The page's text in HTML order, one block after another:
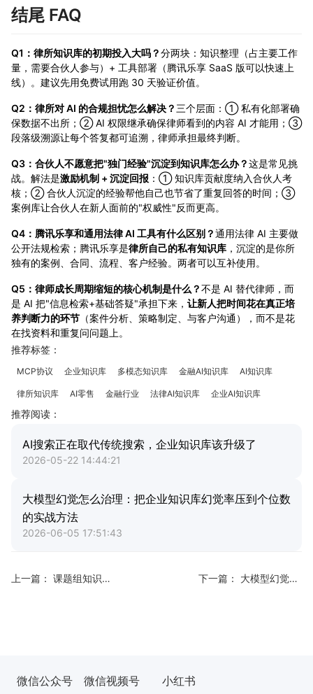
结尾 FAQ
Q1：律所知识库的初期投入大吗？分两块：知识整理（占主要工作
量，需要合伙人参与）+ 工具部署（腾讯乐享 SaaS 版可以快速上
线）。建议先用免费试用跑 30 天验证价值。
Q2：律所对 AI 的合规担忧怎么解决？ 三个层面：① 私有化部署确
保数据不出所；② AI 权限继承确保律师看到的内容 AI 才能用；③
段落级溯源让每个答复都可追溯，律师承担最终判断。
Q3：合伙人不愿意把"独门经验"沉淀到知识库怎么办？这是常见挑
战。解法是激励机制 + 沉淀回报 ：① 知识库贡献度纳入合伙人考
核；② 合伙人沉淀的经验帮他自己也节省了重复回答的时间；③
案例库让合伙人在新人面前的"权威性"反而更高。
Q4：腾讯乐享和通用法律 AI 工具有什么区别？通用法律 AI 主要做
公开法规检索；腾讯乐享是律所自己的私有知识库 ，沉淀的是你所
独有的案例、合同、流程、客户经验。两者可以互补使用。
Q5：律师成长周期缩短的核心机制是什么？不是 AI 替代律师，而
是 AI 把"信息检索+基础答疑"承担下来， 让新人把时间花在真正培
养判断力的环节 （案件分析、策略制定、与客户沟通），而不是花
在找资料和重复问问题上。
推荐标签：
MCP协议 企业知识库 多模态知识库 金融AI知识库 AI知识库
律所知识库 AI零售 金融行业 法律AI知识库 企业AI知识库
推荐阅读：
AI搜索正在取代传统搜索，企业知识库该升级了
2026-05-22 14:44:21
大模型幻觉怎么治理：把企业知识库幻觉率压到个位数
的实战方法
2026-06-05 17:51:43
上一篇： 课题组知识库怎么搭：科研知识传承不断档的完整指南 下一篇： 大模型幻觉怎么治理：把企业知识库幻觉率压到个位数的实战方法
微信公众号 微信视频号 小红书